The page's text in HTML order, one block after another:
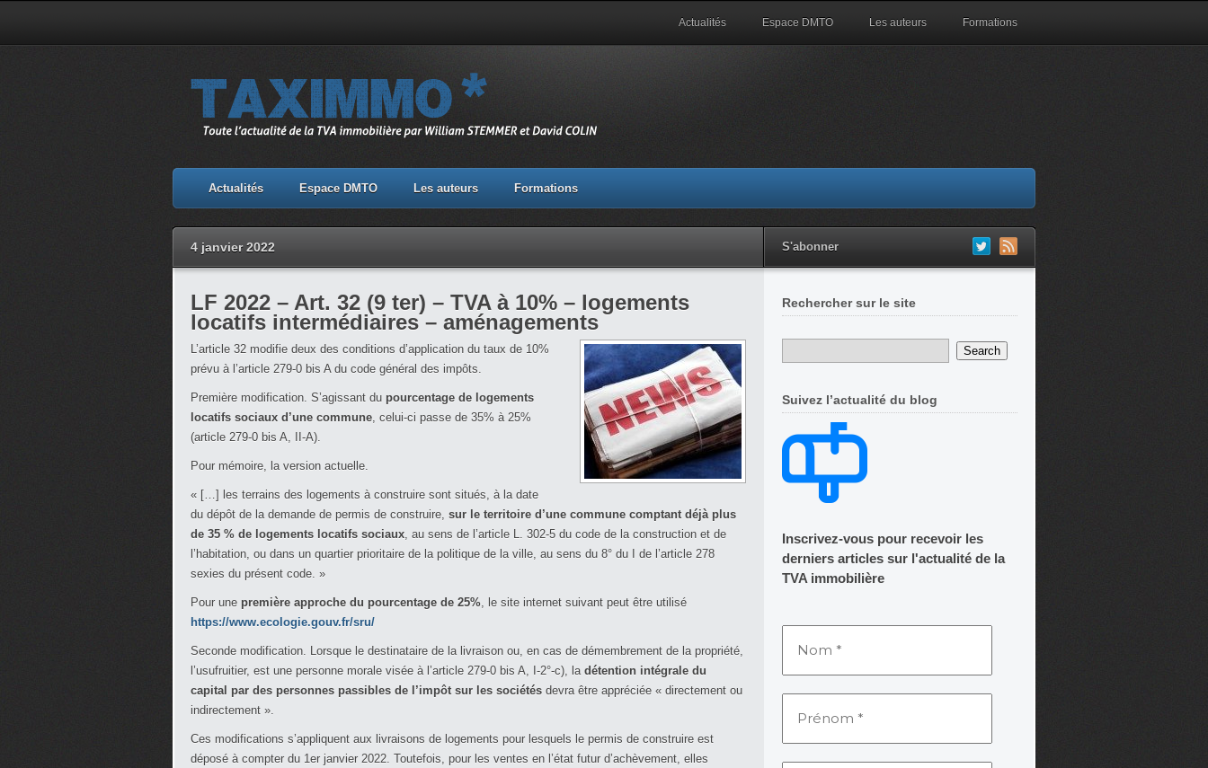
Actualités Espace DMTO Les auteurs Formations
Actualités Espace DMTO Les auteurs Formations
4 janvier 2022 S'abonner
LF 2022 – Art. 32 (9 ter) – TVA à 10% – logements
locatifs intermédiaires – aménagements
L’article 32 modifie deux des conditions d’application du taux de 10%
prévu à l’article 279-0 bis A du code général des impôts.
Première modification. S’agissant du pourcentage de logements
locatifs sociaux d’une commune, celui-ci passe de 35% à 25%
(article 279-0 bis A, II-A).
Pour mémoire, la version actuelle.
« […] les terrains des logements à construire sont situés, à la date
du dépôt de la demande de permis de construire, sur le territoire d’une commune comptant déjà plus
de 35 % de logements locatifs sociaux, au sens de l’article L. 302-5 du code de la construction et de
l’habitation, ou dans un quartier prioritaire de la politique de la ville, au sens du 8° du I de l’article 278
sexies du présent code. »
Pour une première approche du pourcentage de 25%, le site internet suivant peut être utilisé
https://www.ecologie.gouv.fr/sru/
Seconde modification. Lorsque le destinataire de la livraison ou, en cas de démembrement de la propriété,
l’usufruitier, est une personne morale visée à l’article 279-0 bis A, I-2°-c), la détention intégrale du
capital par des personnes passibles de l’impôt sur les sociétés devra être appréciée « directement ou
indirectement ».
Ces modifications s’appliquent aux livraisons de logements pour lesquels le permis de construire est
déposé à compter du 1er janvier 2022. Toutefois, pour les ventes en l’état futur d’achèvement, elles
Rechercher sur le site
Suivez l’actualité du blog
Inscrivez-vous pour recevoir les
derniers articles sur l'actualité de la
TVA immobilière